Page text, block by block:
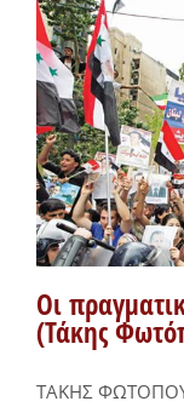
Οι
(Τάκης
ΤΑΚΗΣ